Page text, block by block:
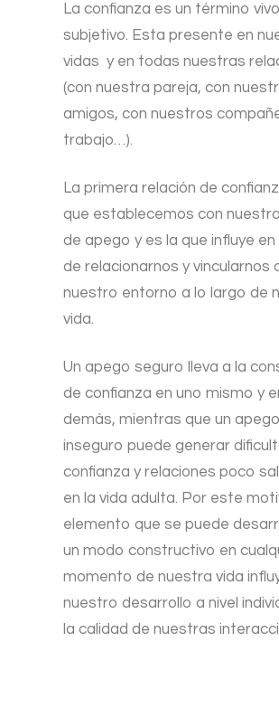
La confianza es un término
subjetivo. Esta presente en
vidas y en todas nuestras
(con nuestra pareja, con
amigos, con nuestros
trabajo…).
La primera relación de
que establecemos con
de apego y es la que influye
de relacionarnos y vincularnos
nuestro entorno a lo largo de
vida.
Un apego seguro lleva a la
de confianza en uno mismo y
demás, mientras que un apego
inseguro puede generar
confianza y relaciones poco
en la vida adulta. Por este
elemento que se puede
un modo constructivo en
momento de nuestra vida
nuestro desarrollo a nivel
la calidad de nuestras